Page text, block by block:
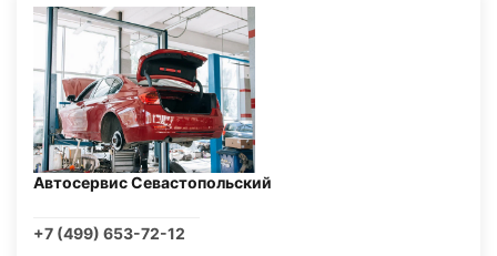
Автосервис Севастопольский
+7 (499) 653-72-12